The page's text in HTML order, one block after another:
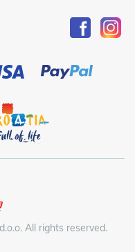
All rights reserved.